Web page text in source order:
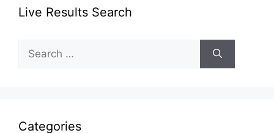
Live Results Search
for:
Categories